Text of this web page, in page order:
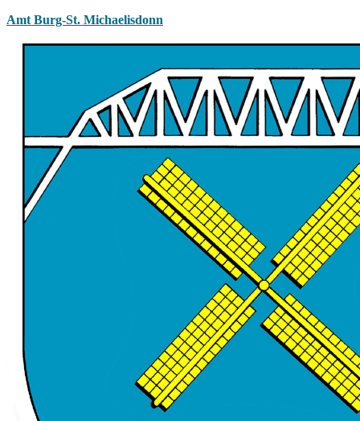
Amt Burg-St. Michaelisdonn